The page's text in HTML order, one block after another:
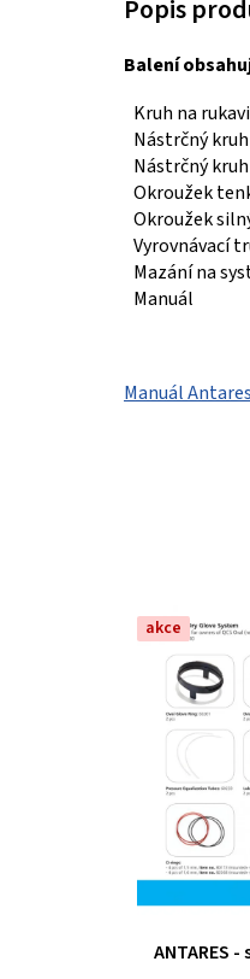
Balení
Kruh na
Nástrčný
Nástrčný
Okroužek
Okroužek
Vyrovnávací
Mazání na
Manuál
Manuál
akce
ANTARES